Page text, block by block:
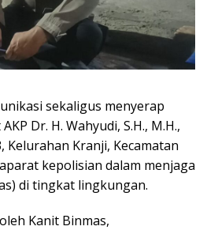
sekaligus menyerap
Dr. H. Wahyudi, S.H., M.H.,
Kelurahan Kranji, Kecamatan
kepolisian dalam menjaga
di tingkat lingkungan.
Kanit Binmas,